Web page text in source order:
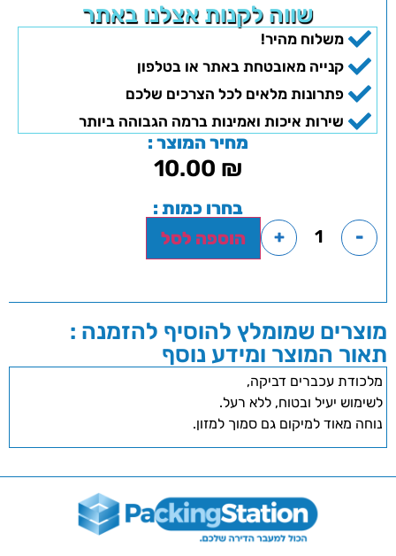
שווה לקנות אצלנו באתר
משלוח מהיר!
קנייה מאובטחת באתר או בטלפון
פתרונות מלאים לכל הצרכים שלכם
שירות איכות ואמינות ברמה הגבוהה ביותר
מחיר המוצר :
10.00 ₪
בחרו כמות :
-
+ הוספה לסל
מוצרים שמומלץ להוסיף להזמנה :
תאור המוצר ומידע נוסף
מלכודת עכברים דביקה,
לשימוש יעיל ובטוח, ללא רעל.
נוחה מאוד למיקום גם סמוך למזון.